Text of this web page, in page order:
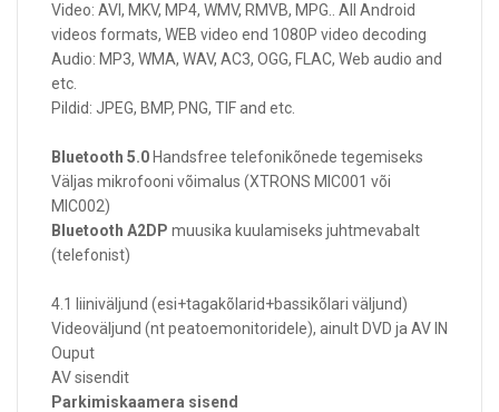
Video: AVI, MKV, MP4, WMV, RMVB, MPG.. All Android
videos formats, WEB video end 1080P video decoding
Audio: MP3, WMA, WAV, AC3, OGG, FLAC, Web audio and
etc.
Pildid: JPEG, BMP, PNG, TIF and etc.
Bluetooth 5.0 Handsfree telefonikõnede tegemiseks
Väljas mikrofooni võimalus (XTRONS MIC001 või
MIC002)
Bluetooth A2DP muusika kuulamiseks juhtmevabalt
(telefonist)
4.1 liiniväljund (esi+tagakõlarid+bassikõlari väljund)
Videoväljund (nt peatoemonitoridele), ainult DVD ja AV IN
Ouput
AV sisendit
Parkimiskaamera sisend